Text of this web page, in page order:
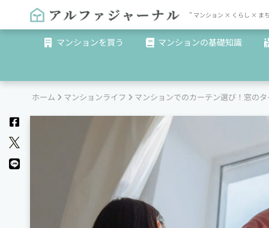
" マンション × くらし × ま
マンションを買う マンションの基礎知識
ホーム マンションライフ マンションでのカーテン選び！窓の